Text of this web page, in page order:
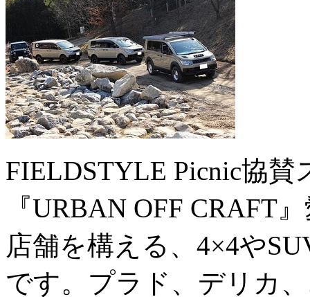
FIELDSTYLE Picnic協
『URBAN OFF CRAFT
店舗を構える、4×4や
です。プラド、デリカ